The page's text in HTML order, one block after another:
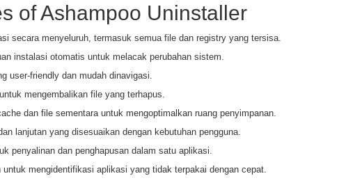
of Ashampoo Uninstaller
secara menyeluruh, termasuk semua file dan registry yang tersisa.
instalasi otomatis untuk melacak perubahan sistem.
user-friendly dan mudah dinavigasi.
mengembalikan file yang terhapus.
dan file sementara untuk mengoptimalkan ruang penyimpanan.
lanjutan yang disesuaikan dengan kebutuhan pengguna.
penyalinan dan penghapusan dalam satu aplikasi.
untuk mengidentifikasi aplikasi yang tidak terpakai dengan cepat.